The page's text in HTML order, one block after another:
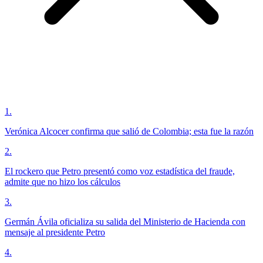
1 .
Verónica Alcocer confirma que salió de Colombia; esta fue la razón
2.
El rockero que Petro presentó como voz estadística del fraude,
admite que no hizo los cálculos
3.
Germán Ávila oficializa su salida del Ministerio de Hacienda con
mensaje al presidente Petro
4.